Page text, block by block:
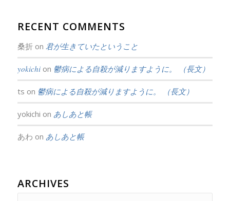
RECENT COMMENTS
桑折on 君が生きていたということ
yokichion 鬱病による自殺が減りますように。 （長文）
ts on 鬱病による自殺が減りますように。 （長文）
yokichi on あしあと帳
あわ on あしあと帳
ARCHIVES